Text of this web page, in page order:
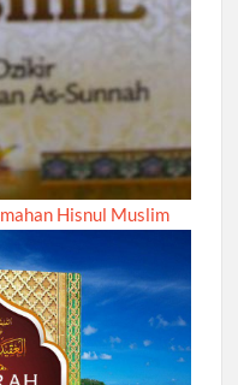
Hisnul Muslim